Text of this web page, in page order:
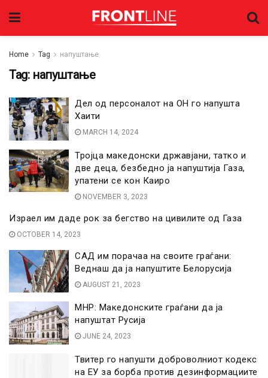
Home Tag напуштање
Tag: напуштање
Дел од персоналот на ОН го напушта
Хаити
MARCH 14, 2024
Тројца македонски државјани, татко и
две деца, безбедно ја напуштија Газа,
упатени се кон Каиро
NOVEMBER 3, 2023
Израел им даде рок за бегство на цивилите од Газа
OCTOBER 14, 2023
САД им порачаа на своите граѓани:
Веднаш да ја напуштите Белорусија
AUGUST 21, 2023
МНР: Македонските граѓани да ја
напуштат Русија
JUNE 24, 2023
Твитер го напушти доброволниот кодекс
на ЕУ за борба против дезинформациите